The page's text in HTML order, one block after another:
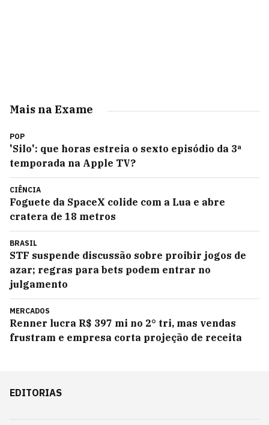
Mais na Exame
POP
'Silo': que horas estreia o sexto episódio da 3ª
temporada na Apple TV?
CIÊNCIA
Foguete da SpaceX colide com a Lua e abre
cratera de 18 metros
BRASIL
STF suspende discussão sobre proibir jogos de
azar; regras para bets podem entrar no
julgamento
MERCADOS
Renner lucra R$ 397 mi no 2° tri, mas vendas
frustram e empresa corta projeção de receita
EDITORIAS